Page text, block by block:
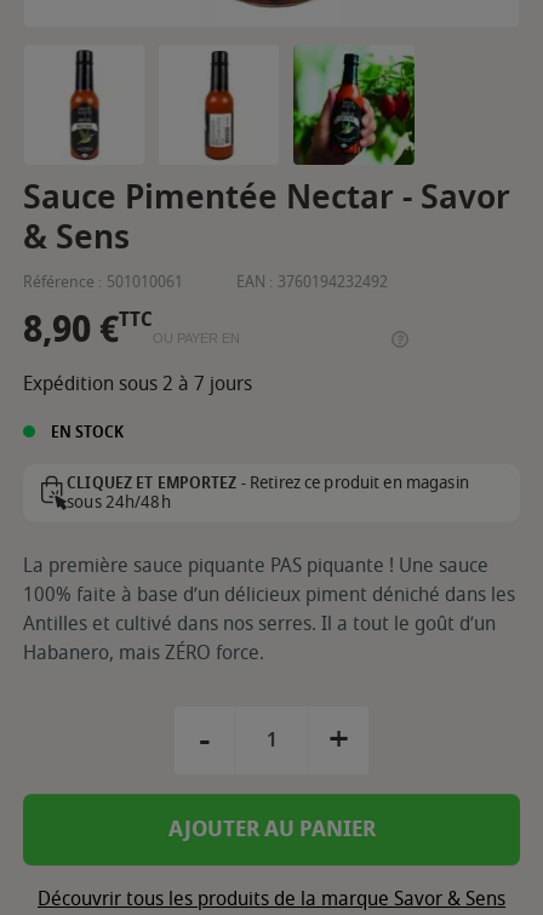
Sauce Pimentée Nectar - Savor
& Sens
Référence : 501010061 EAN : 3760194232492
8,90 €TTC
OU PAYER EN
Expédition sous 2 à 7 jours
EN STOCK
CLIQUEZ ET EMPORTEZ -Retirez ce produit en magasin
sous 24h/48h
La première sauce piquante PAS piquante ! Une sauce
100% faite à base d’un délicieux piment déniché dans les
Antilles et cultivé dans nos serres. Il a tout le goût d’un
Habanero, mais ZÉRO force.
- +
AJOUTER AU PANIER
Découvrir tous les produits de la marque Savor & Sens